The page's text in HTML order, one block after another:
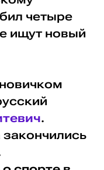
четыре
ищут новый
.